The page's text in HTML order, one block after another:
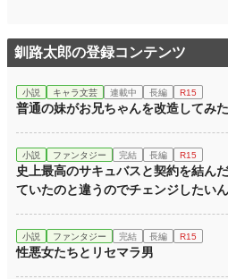
釧路太郎の登録コンテンツ
小説 キャラ文芸 連載中 長編 R15
普通の妹がお兄ちゃんを改造してみた
小説 ファンタジー 完結 長編 R15
史上最高のサキュバスと契約を結ん
ていたのと違うのでチェンジしたい
小説 ファンタジー 完結 長編 R15
性悪女たちとリセマラ男